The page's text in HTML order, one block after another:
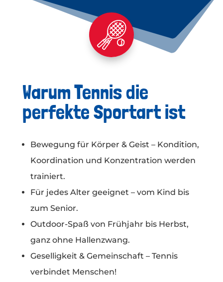
Warum Tennis die
perfekte Sportart ist
Bewegung für Körper & Geist – Kondition,
Koordination und Konzentration werden
trainiert.
Für jedes Alter geeignet – vom Kind bis
zum Senior.
Outdoor-Spaß von Frühjahr bis Herbst,
ganz ohne Hallenzwang.
Geselligkeit & Gemeinschaft – Tennis
verbindet Menschen!